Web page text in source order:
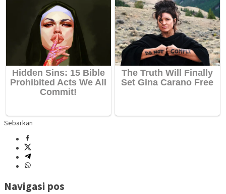
Sebarkan
Navigasi pos